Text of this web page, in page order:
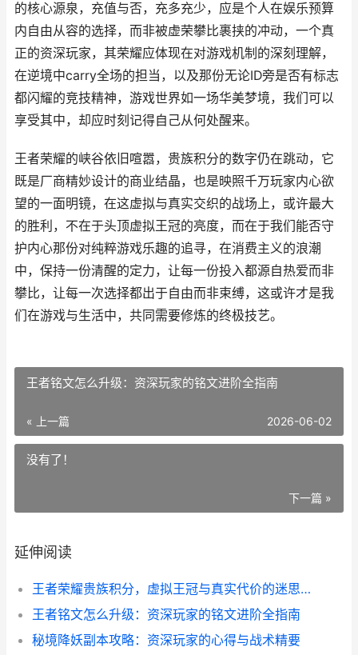
的核心源泉，充值与否，充多充少，应是个人在娱乐预算
内自由从容的选择，而非被虚荣攀比裹挟的冲动，一个真
正的资深玩家，其荣耀应体现在对游戏机制的深刻理解，
在逆境中carry全场的担当，以及那份无论ID旁是否有标志
都闪耀的竞技精神，游戏世界如一场华美梦境，我们可以
享受其中，却应时刻记得自己从何处醒来。
王者荣耀的峡谷依旧喧嚣，贵族积分的数字仍在跳动，它
既是厂商精妙设计的商业结晶，也是映照千万玩家内心欲
望的一面明镜，在这虚拟与真实交织的战场上，或许最大
的胜利，不在于头顶虚拟王冠的亮度，而在于我们能否守
护内心那份对纯粹游戏乐趣的追寻，在消费主义的浪潮
中，保持一份清醒的定力，让每一份投入都源自热爱而非
攀比，让每一次选择都出于自由而非束缚，这或许才是我
们在游戏与生活中，共同需要修炼的终极技艺。
王者铭文怎么升级：资深玩家的铭文进阶全指南
« 上一篇 2026-06-02
没有了！
下一篇 »
延伸阅读
王者荣耀贵族积分，虚拟王冠与真实代价的迷思，副标题，荣耀与欲望交织的刻度
王者铭文怎么升级：资深玩家的铭文进阶全指南
秘境降妖副本攻略：资深玩家的心得与战术精要